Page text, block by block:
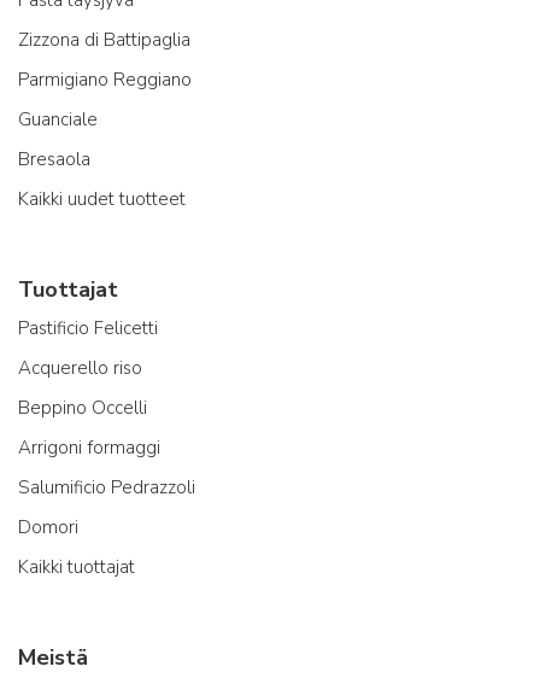
Zizzona di Battipaglia
Parmigiano Reggiano
Guanciale
Bresaola
Kaikki uudet tuotteet
Tuottajat
Pastificio Felicetti
Acquerello riso
Beppino Occelli
Arrigoni formaggi
Salumificio Pedrazzoli
Domori
Kaikki tuottajat
Meistä